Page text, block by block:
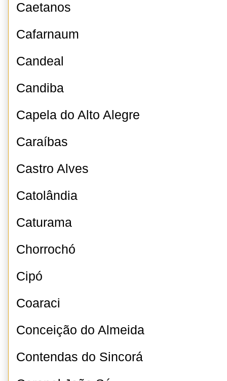
Caetanos
Cafarnaum
Candeal
Candiba
Capela do Alto Alegre
Caraíbas
Castro Alves
Catolândia
Caturama
Chorrochó
Cipó
Coaraci
Conceição do Almeida
Contendas do Sincorá